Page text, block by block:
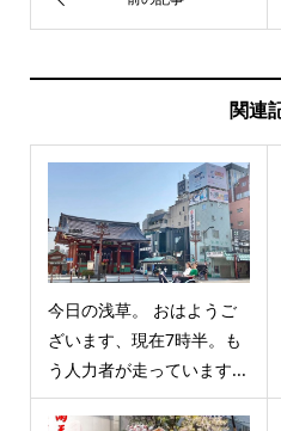
関連
今日の浅草。 おはようご
ざいます、現在7時半。も
う人力者が走っています...